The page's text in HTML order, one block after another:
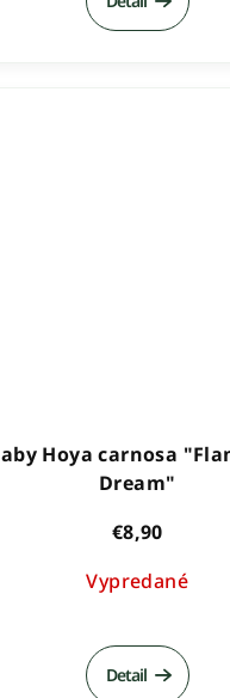
Hoya carnosa
Dream"
€8,90
Vypredané
Detail